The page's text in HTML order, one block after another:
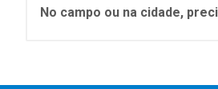
No campo ou na cidade,